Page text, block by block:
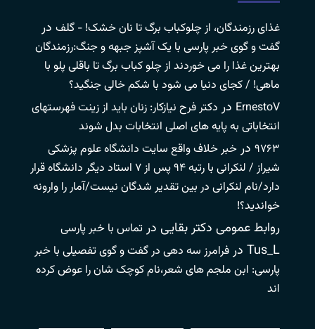
غذای رزمندگان، از چلوکباب برگ تا نان خشک! - گلف در
گفت و گوی خبر پارسی با یک آشپز جبهه و جنگ:رزمندگان
بهترین غذا را می خوردند از چلو کباب برگ تا باقلی پلو با
ماهی! / کجای دنیا می شود با شکم خالی جنگید؟
ErnestoV در دکتر فرح نیازکار: زنان باید از زینت فهرستهای
انتخاباتی به پایه های اصلی انتخابات بدل شوند
۹۷۶۳ در خبر خلاف واقع سایت دانشگاه علوم پزشکی
شیراز / لنکرانی با رتبه ۹۴ پس از ۷ استاد دیگر دانشگاه قرار
دارد/نام لنکرانی در بین تقدیر شدگان نیست/آمار را وارونه
خواندید؟!
روابط عمومی دکتر بقایی در تماس با خبر پارسی
Tus_L در فرامرز سه دهی در گفت و گوی تفصیلی با خبر
پارسی: ابن ملجم های شعر،نام کوچک شان را عوض کرده
اند